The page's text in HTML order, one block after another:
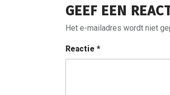
GEEF EEN
Het e-mailadres wordt niet
Reactie *